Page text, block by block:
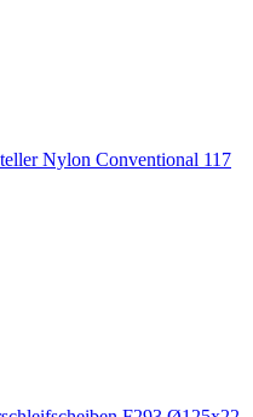
Nylon Conventional 117